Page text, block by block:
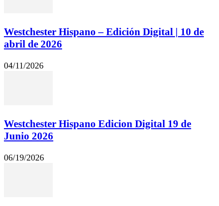
Westchester Hispano – Edición Digital | 10 de
abril de 2026
04/11/2026
Westchester Hispano Edicion Digital 19 de
Junio 2026
06/19/2026